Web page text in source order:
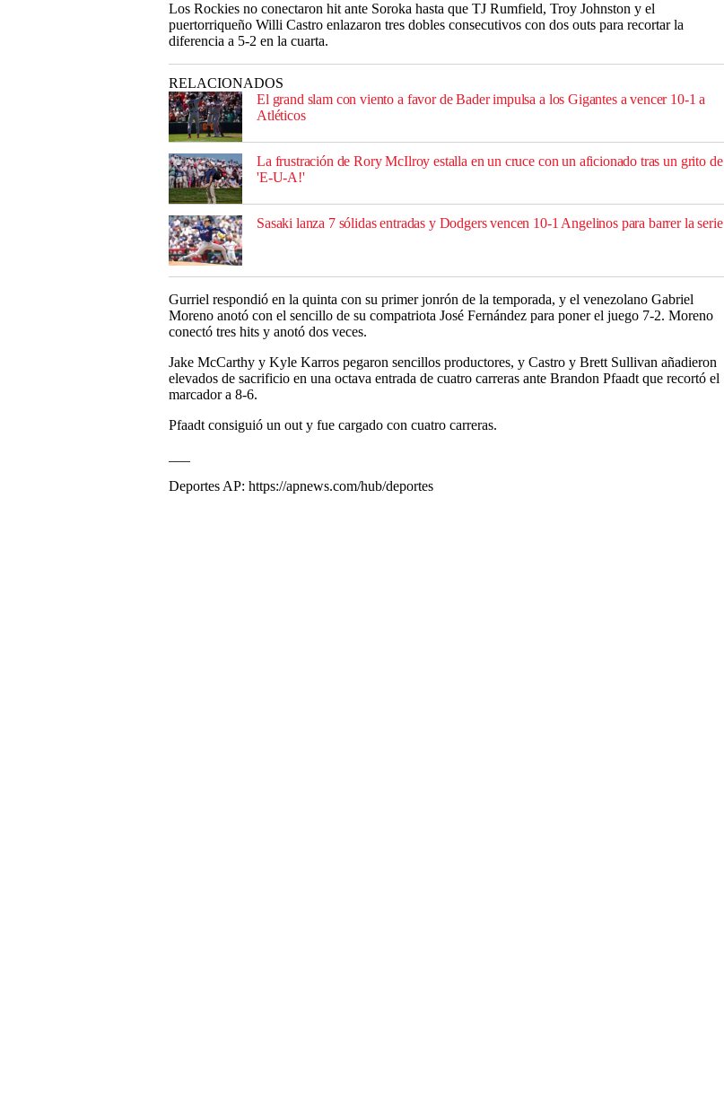
Los Rockies no conectaron hit ante Soroka hasta que TJ Rumfield, Troy Johnston y el
puertorriqueño Willi Castro enlazaron tres dobles consecutivos con dos outs para recortar la
diferencia a 5-2 en la cuarta.
RELACIONADOS
El grand slam con viento a favor de Bader impulsa a los Gigantes a vencer 10-1 a
Atléticos
La frustración de Rory McIlroy estalla en un cruce con un aficionado tras un grito de
'E-U-A!'
Sasaki lanza 7 sólidas entradas y Dodgers vencen 10-1 Angelinos para barrer la serie
Gurriel respondió en la quinta con su primer jonrón de la temporada, y el venezolano Gabriel
Moreno anotó con el sencillo de su compatriota José Fernández para poner el juego 7-2. Moreno
conectó tres hits y anotó dos veces.
Jake McCarthy y Kyle Karros pegaron sencillos productores, y Castro y Brett Sullivan añadieron
elevados de sacrificio en una octava entrada de cuatro carreras ante Brandon Pfaadt que recortó el
marcador a 8-6.
Pfaadt consiguió un out y fue cargado con cuatro carreras.
Deportes AP: https://apnews.com/hub/deportes